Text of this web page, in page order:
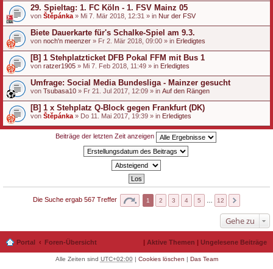
29. Spieltag: 1. FC Köln - 1. FSV Mainz 05
von Štěpánka » Mi 7. Mär 2018, 12:31 » in Nur der FSV
Biete Dauerkarte für's Schalke-Spiel am 9.3.
von noch'n meenzer » Fr 2. Mär 2018, 09:00 » in Erledigtes
[B] 1 Stehplatzticket DFB Pokal FFM mit Bus 1
von ratzer1905 » Mi 7. Feb 2018, 11:49 » in Erledigtes
Umfrage: Social Media Bundesliga - Mainzer gesucht
von Tsubasa10 » Fr 21. Jul 2017, 12:09 » in Auf den Rängen
[B] 1 x Stehplatz Q-Block gegen Frankfurt (DK)
von Štěpánka » Do 11. Mai 2017, 19:39 » in Erledigtes
Beiträge der letzten Zeit anzeigen
Die Suche ergab 567 Treffer 1 2 3 4 5 12
Gehe zu
Portal Foren-Übersicht | Aktive Themen | Ungelesene Beiträge
Alle Zeiten sind UTC+02:00| Cookies löschen | Das Team